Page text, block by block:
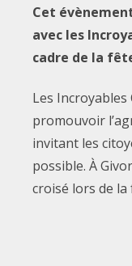
Cet
avec les
cadre de la
Les
promouvoir
invitant les
possible. À
croisé lors de la